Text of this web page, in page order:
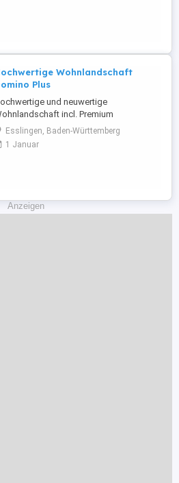
Wohnlandschaft
Plus
und neuwertige
incl. Premium
Farbe Curry, B H T 250 85
cm, Sitztiefenverstellung der zwei
Sitzpolsterung Federkern,
Esslingen, Baden-Württemberg
1 Januar
Anzeigen